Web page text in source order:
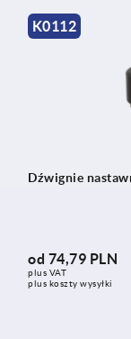
K0112
Dźwignie
od 74,79 PLN
plus VAT
plus koszty wysyłki